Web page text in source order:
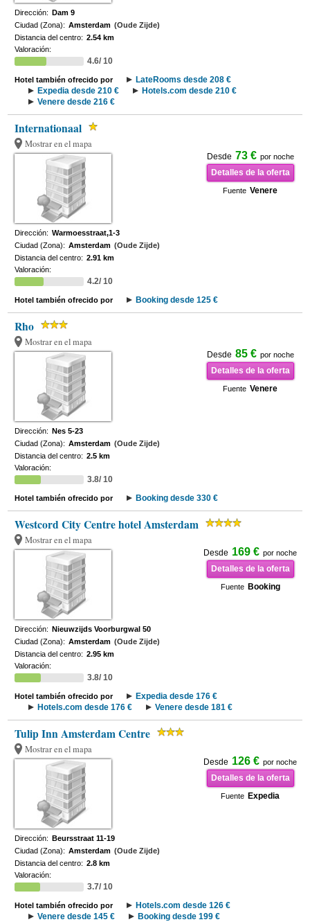
Dirección: Dam 9
Ciudad (Zona): Amsterdam (Oude Zijde)
Distancia del centro: 2.54 km
Valoración:
4.6/ 10
Hotel también ofrecido por
LateRooms desde 208 €
Expedia desde 210 €
Hotels.com desde 210 €
Venere desde 216 €
Internationaal
Mostrar en el mapa
Desde 73 € por noche
Detalles de la oferta
Fuente Venere
Dirección: Warmoesstraat,1-3
Ciudad (Zona): Amsterdam (Oude Zijde)
Distancia del centro: 2.91 km
Valoración:
4.2/ 10
Hotel también ofrecido por Booking desde 125 €
Rho
Mostrar en el mapa
Desde 85 € por noche
Detalles de la oferta
Fuente Venere
Dirección: Nes 5-23
Ciudad (Zona): Amsterdam (Oude Zijde)
Distancia del centro: 2.5 km
Valoración:
3.8/ 10
Hotel también ofrecido por Booking desde 330 €
Westcord City Centre hotel Amsterdam
Mostrar en el mapa
Desde 169 € por noche
Detalles de la oferta
Fuente Booking
Dirección: Nieuwzijds Voorburgwal 50
Ciudad (Zona): Amsterdam (Oude Zijde)
Distancia del centro: 2.95 km
Valoración:
3.8/ 10
Hotel también ofrecido por
Expedia desde 176 €
Hotels.com desde 176 €
Venere desde 181 €
Tulip Inn Amsterdam Centre
Mostrar en el mapa
Desde 126 € por noche
Detalles de la oferta
Fuente Expedia
Dirección: Beursstraat 11-19
Ciudad (Zona): Amsterdam (Oude Zijde)
Distancia del centro: 2.8 km
Valoración:
3.7/ 10
Hotel también ofrecido por
Hotels.com desde 126 €
Venere desde 145 €
Booking desde 199 €